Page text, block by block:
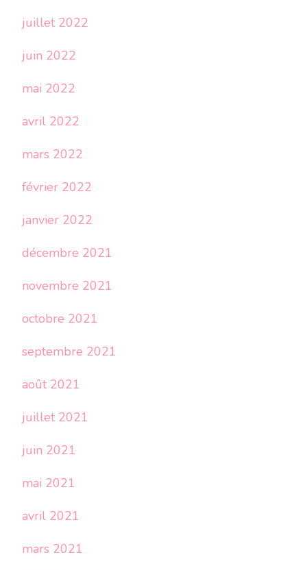
juillet 2022
juin 2022
mai 2022
avril 2022
mars 2022
février 2022
janvier 2022
décembre 2021
novembre 2021
octobre 2021
septembre 2021
août 2021
juillet 2021
juin 2021
mai 2021
avril 2021
mars 2021